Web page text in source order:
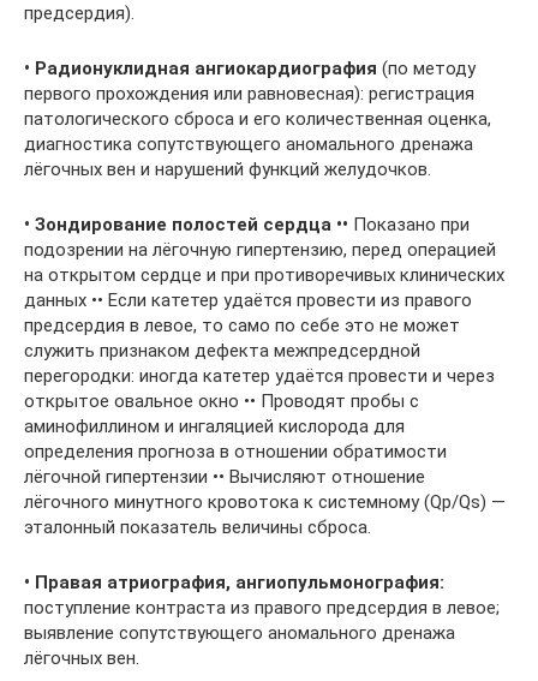
предсердия).
• Радионуклидная ангиокардиография (по методу
первого прохождения или равновесная): регистрация
патологического сброса и его количественная оценка,
диагностика сопутствующего аномального дренажа
лёгочных вен и нарушений функций желудочков.
• Зондирование полостей сердца •• Показано при
подозрении на лёгочную гипертензию, перед операцией
на открытом сердце и при противоречивых клинических
данных •• Если катетер удаётся провести из правого
предсердия в левое, то само по себе это не может
служить признаком дефекта межпредсердной
перегородки: иногда катетер удаётся провести и через
открытое овальное окно •• Проводят пробы с
аминофиллином и ингаляцией кислорода для
определения прогноза в отношении обратимости
лёгочной гипертензии •• Вычисляют отношение
лёгочного минутного кровотока к системному (Qp/Qs) —
эталонный показатель величины сброса.
• Правая атриография, ангиопульмонография:
поступление контраста из правого предсердия в левое;
выявление сопутствующего аномального дренажа
лёгочных вен.